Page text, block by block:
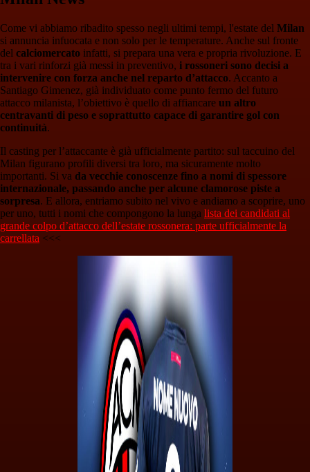
Come vi abbiamo ribadito spesso negli ultimi tempi, l'estate del Milan
si annuncia infuocata e non solo per le temperature. Anche sul fronte
del calciomercato infatti, si prepara una vera e propria rivoluzione. E
tra i vari rinforzi già messi in preventivo, i rossoneri sono decisi a
intervenire con forza anche nel reparto d’attacco. Accanto a
Santiago Gimenez, già individuato come punto fermo del futuro
attacco milanista, l’obiettivo è quello di affiancare un altro
centravanti di peso e soprattutto capace di garantire gol con
continuità.
Il casting per l’attaccante è già ufficialmente partito: sul taccuino del
Milan figurano profili diversi tra loro, ma sicuramente molto
importanti. Si va da vecchie conoscenze fino a nomi di spessore
internazionale, passando anche per alcune clamorose piste a
sorpresa. E allora, entriamo subito nel vivo e andiamo a scoprire, uno
per uno, tutti i nomi che compongono la lunga lista dei candidati al
grande colpo d’attacco dell’estate rossonera: parte ufficialmente la
carrellata <<<